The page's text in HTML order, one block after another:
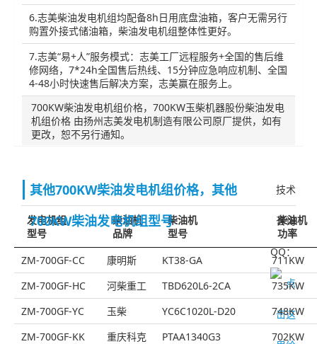
6.志美柴油发电机组均配备8h日用底盘油箱，客户无需另行
购置外接式储油箱，柴油发电机组整体性更好。
7.志美“易+人”服务模式：志美工厂远程服务+全国的售后维
修网络，7*24h全国售后热线、15分钟应急响应机制、全国
4-48小时快速售后解决方案，志美赢在服务上。
700KW柴油发电机组价格，700KW玉柴机器股份柴油发电
机组价格 由扬州志美发电机制造有限公司原厂提供，如有
更改，恕不另行通知。
其他700KW柴油发电机组价格，其他
700KW柴油发电机组型号
技术
咨询
QQ：
发电机组
型号
柴油机
品牌
柴油机
型号
柴油机
功率
ZM-700GF-CC
康明斯 KT38-GA
711KW
ZM-700GF-HC
河柴重工 TBD620L6-2CA
735KW
ZM-700GF-YC
玉柴 YC6C1020L-D20
748KW
ZM-700GF-KK
重庆科克 PTAA1340G3
702KW